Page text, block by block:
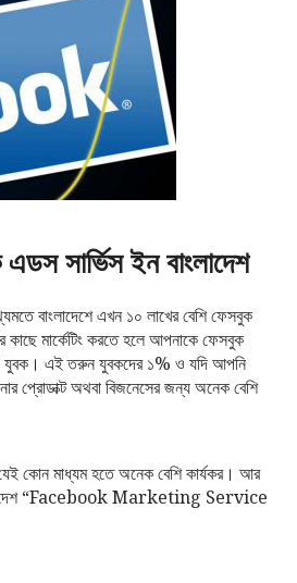
ইন বাংলাদেশ
বাংলাদেশে এখন ১০ লাখের বেশি ফেসবুক
মার্কেটিং করতে হলে আপনাকে ফেসবুক
যুবক। এই তরুন যুবকদের ১% ও যদি আপনি
প্রোডাক্ট অথবা বিজনেসের জন্য অনেক বেশি
যেই কোন মাধ্যম হতে অনেক বেশি কার্যকর। আর
বাংলাদেশ “Facebook Marketing Service